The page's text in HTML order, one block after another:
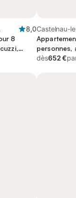
8,0
8
Castelnau-
Montpellier
personnes,
dès652 €